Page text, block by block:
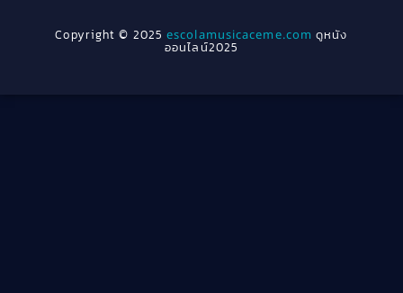
Cult Film(4)
1940
Copyright © 2025escolamusicaceme.com ดูหนัง
ออนไลน์2025